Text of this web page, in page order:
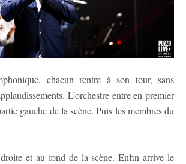
chacun rentre à son tour, sans
L’orchestre entre en premier
gauche de la scène. Puis les membres du
et au fond de la scène. Enfin arrive le